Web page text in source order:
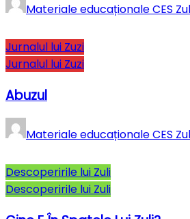
Materiale educaționale CES
Jurnalul lui Zuzi
Jurnalul lui Zuzi
Abuzul
Materiale educaționale CES
Descoperirile lui Zuli
Descoperirile lui Zuli